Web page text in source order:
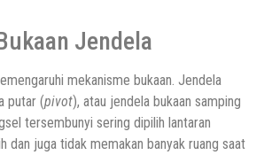
Jendela
mekanisme bukaan. Jendela
putar (pivot), atau jendela bukaan samping
tersembunyi sering dipilih lantaran
dan juga tidak memakan banyak ruang saat